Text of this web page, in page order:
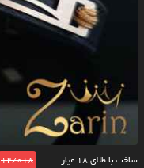
ساخت با طلای ۱۸ عیار 12/018